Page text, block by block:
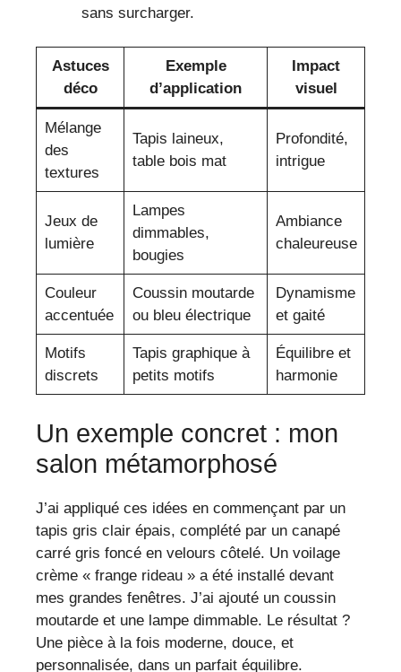
sans surcharger.
Astuces
déco
Exemple
d’application
Impact
visuel
Mélange
des
textures
Tapis laineux,
table bois mat
Profondité,
intrigue
Jeux de
lumière
Lampes
dimmables,
bougies
Ambiance
chaleureuse
Couleur
accentuée
Coussin moutarde
ou bleu électrique
Dynamisme
et gaité
Motifs
discrets
Tapis graphique à
petits motifs
Équilibre et
harmonie
Un exemple concret : mon
salon métamorphosé
J’ai appliqué ces idées en commençant par un
tapis gris clair épais, complété par un canapé
carré gris foncé en velours côtelé. Un voilage
crème « frange rideau » a été installé devant
mes grandes fenêtres. J’ai ajouté un coussin
moutarde et une lampe dimmable. Le résultat ?
Une pièce à la fois moderne, douce, et
personnalisée, dans un parfait équilibre.